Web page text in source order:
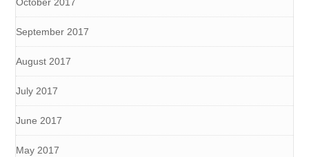
September 2017
August 2017
July 2017
June 2017
May 2017